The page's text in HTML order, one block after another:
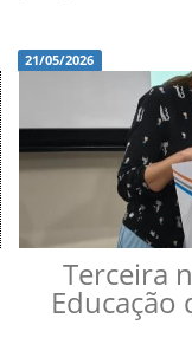
21/05/2026
Terceira
Educação